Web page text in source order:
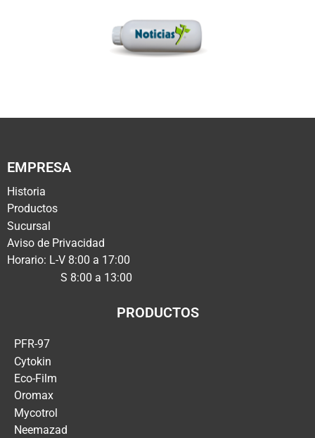
EMPRESA
Historia
Productos
Sucursal
Aviso de Privacidad
Horario: L-V 8:00 a 17:00
S 8:00 a 13:00
PRODUCTOS
PFR-97
Cytokin
Eco-Film
Oromax
Mycotrol
Neemazad